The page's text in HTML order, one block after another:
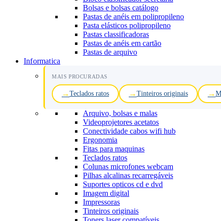
Bolsas e bolsas catálogo
Pastas de anéis em polipropileno
Pasta elásticos polipropileno
Pastas classificadoras
Pastas de anéis em cartão
Pastas de arquivo
Informatica
MAIS PROCURADAS
Teclados ratos Tinteiros originais
Arquivo, bolsas e malas
Videoprojetores acetatos
Conectividade cabos wifi hub
Ergonomia
Fitas para maquinas
Teclados ratos
Colunas microfones webcam
Pilhas alcalinas recarregáveis
Suportes opticos cd e dvd
Imagem digital
Impressoras
Tinteiros originais